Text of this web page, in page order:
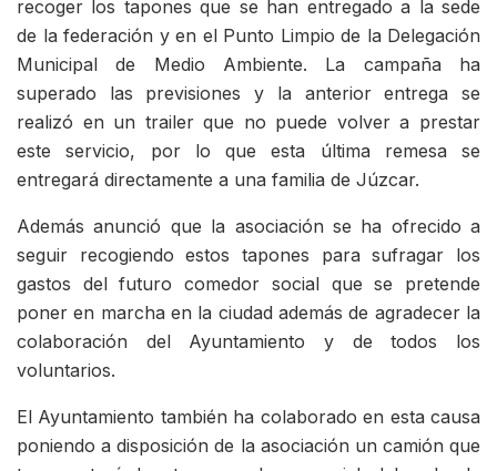
recoger los tapones que se han entregado a la sede
de la federación y en el Punto Limpio de la Delegación
Municipal de Medio Ambiente. La campaña ha
superado las previsiones y la anterior entrega se
realizó en un trailer que no puede volver a prestar
este servicio, por lo que esta última remesa se
entregará directamente a una familia de Júzcar.
Además anunció que la asociación se ha ofrecido a
seguir recogiendo estos tapones para sufragar los
gastos del futuro comedor social que se pretende
poner en marcha en la ciudad además de agradecer la
colaboración del Ayuntamiento y de todos los
voluntarios.
El Ayuntamiento también ha colaborado en esta causa
poniendo a disposición de la asociación un camión que